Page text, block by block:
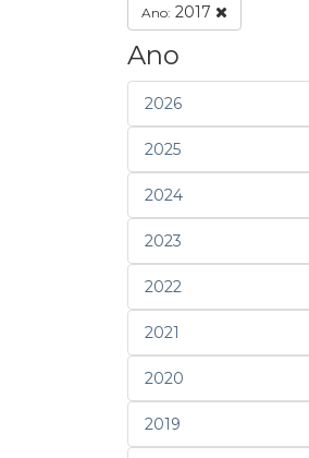
Ano: 2017
Ano
2026
2025
2024
2023
2022
2021
2020
2019